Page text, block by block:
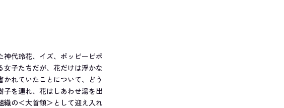
代玲花、イズ、ポッピーピポ
女子たちだが、花だけは浮かな
れていたことについて、どう
を連れ、花はしあわせ湯を出
の＜大首領＞として迎え入れ